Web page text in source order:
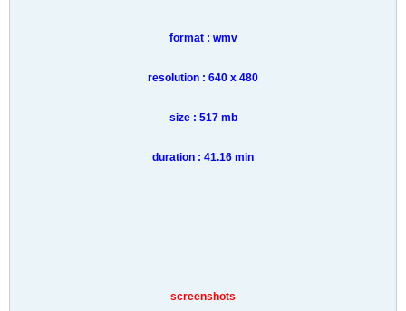
format : wmv
resolution : 640 x 480
size : 517 mb
duration : 41.16 min
screenshots